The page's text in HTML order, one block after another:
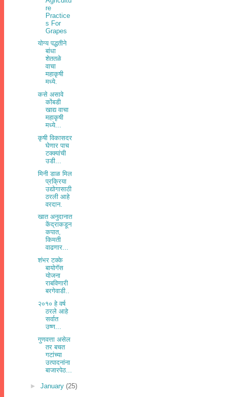
re
Practice
s For
Grapes
योग्य पद्धतीने
बांधा
शेततळे
वाचा
महाकृषी
मध्ये.
कसे असावे
कोंबडी
खाद्य वाचा
महाकृषी
मध्ये...
कृषी विकासदर
घेणार पाच
टक्‍क्‍यांची
उडी...
मिनी डाळ मिल
प्रक्रिया
उद्योगासाठी
ठरली आहे
वरदान.
खात अनुदानात
केंद्राकडून
कपात,
किमती
वाढणार...
शंभर टक्के
बायोगॅस
योजना
राबविणारी
बरगेवाडी..
२०१० हे वर्ष
ठरले आहे
सर्वात
उष्ण...
गुणवत्ता असेल
तर बचत
गटांच्या
उत्पादनांना
बाजारपेठ...
► January (25)